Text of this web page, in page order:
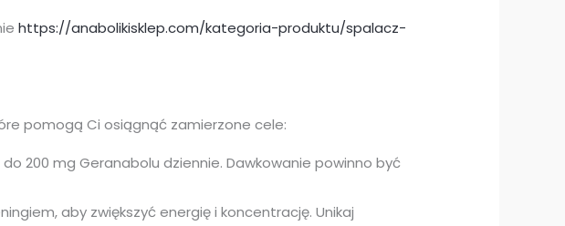
https://anabolikisklep.com/kategoria-produktu/spalacz-
pomogą Ci osiągnąć zamierzone cele:
200 mg Geranabolu dziennie. Dawkowanie powinno być
aby zwiększyć energię i koncentrację. Unikaj